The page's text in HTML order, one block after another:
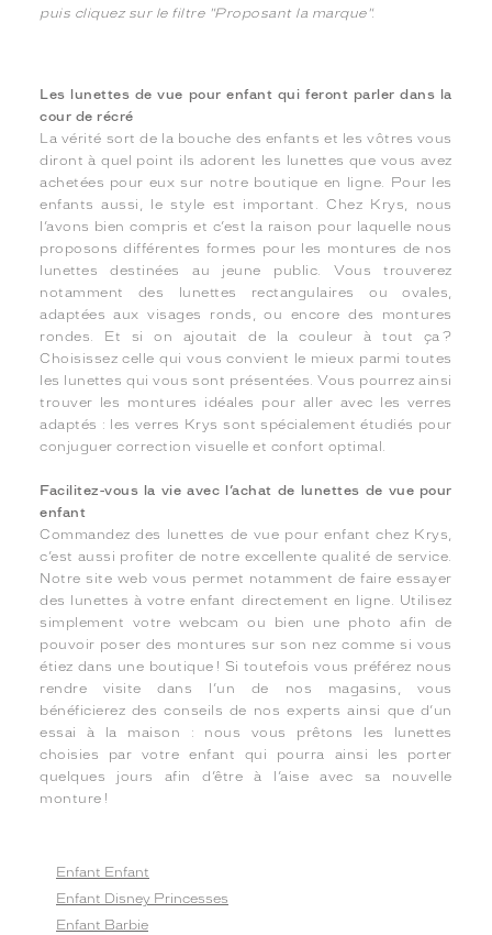
puis cliquez sur le filtre "Proposant la marque".
Les lunettes de vue pour enfant qui feront parler dans la
cour de récré
La vérité sort de la bouche des enfants et les vôtres vous
diront à quel point ils adorent les lunettes que vous avez
achetées pour eux sur notre boutique en ligne. Pour les
enfants aussi, le style est important. Chez Krys, nous
l’avons bien compris et c’est la raison pour laquelle nous
proposons différentes formes pour les montures de nos
lunettes destinées au jeune public. Vous trouverez
notamment des lunettes rectangulaires ou ovales,
adaptées aux visages ronds, ou encore des montures
rondes. Et si on ajoutait de la couleur à tout ça ?
Choisissez celle qui vous convient le mieux parmi toutes
les lunettes qui vous sont présentées. Vous pourrez ainsi
trouver les montures idéales pour aller avec les verres
adaptés : les verres Krys sont spécialement étudiés pour
conjuguer correction visuelle et confort optimal.
Facilitez-vous la vie avec l’achat de lunettes de vue pour
enfant
Commandez des lunettes de vue pour enfant chez Krys,
c’est aussi profiter de notre excellente qualité de service.
Notre site web vous permet notamment de faire essayer
des lunettes à votre enfant directement en ligne. Utilisez
simplement votre webcam ou bien une photo afin de
pouvoir poser des montures sur son nez comme si vous
étiez dans une boutique ! Si toutefois vous préférez nous
rendre visite dans l’un de nos magasins, vous
bénéficierez des conseils de nos experts ainsi que d’un
essai à la maison : nous vous prêtons les lunettes
choisies par votre enfant qui pourra ainsi les porter
quelques jours afin d’être à l’aise avec sa nouvelle
monture !
Enfant Enfant
Enfant Disney Princesses
Enfant Barbie